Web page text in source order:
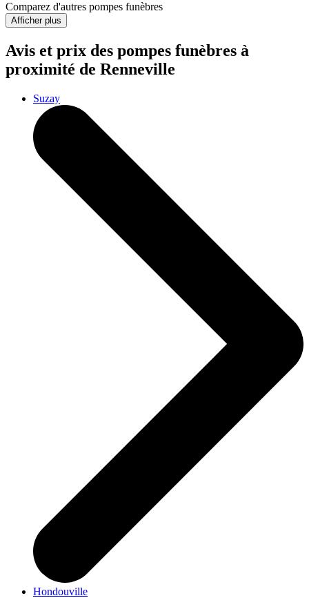
Comparez d'autres pompes funèbres
Afficher plus
Avis et prix des pompes funèbres à
proximité de Renneville
Suzay
Hondouville